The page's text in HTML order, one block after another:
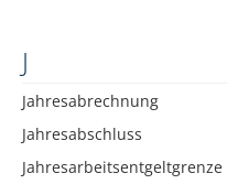
J
Jahresabrechnung
Jahresabschluss
Jahresarbeitsentgeltgrenze